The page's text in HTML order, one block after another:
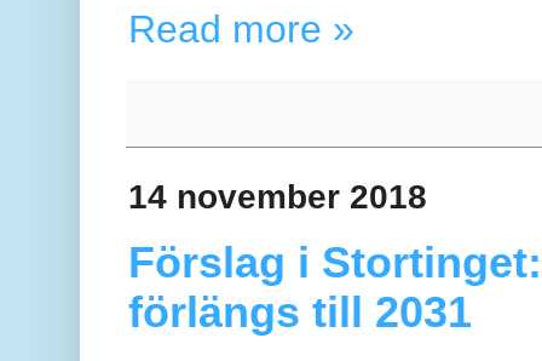
Read more »
14 november 2018
Förslag i
förlängs till 2031